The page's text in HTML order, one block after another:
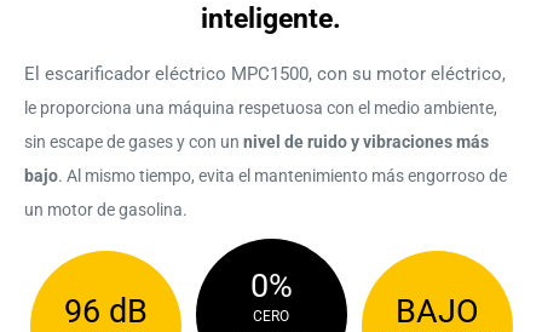
inteligente.
El escarificador eléctrico MPC1500, con su motor eléctrico,
le proporciona una máquina respetuosa con el medio ambiente,
sin escape de gases y con un nivel de ruido y vibraciones más
bajo. Al mismo tiempo, evita el mantenimiento más engorroso de
un motor de gasolina.
96 dB
0%
CERO
BAJO